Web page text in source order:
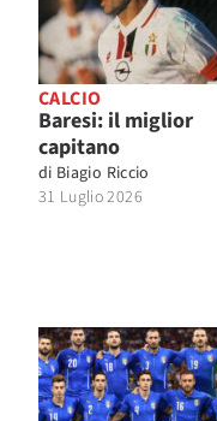
CALCIO
Baresi: il miglior
capitano
di Biagio Riccio
31 Luglio 2026